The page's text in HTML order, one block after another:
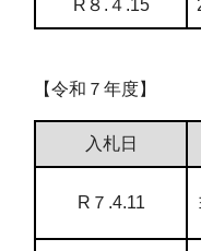
R８.４.15
【令和７年度】
入札日
R７.4.11